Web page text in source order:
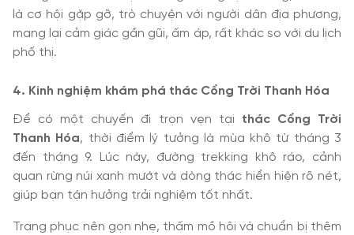
là cơ hội gặp gỡ, trò chuyện với người dân địa phương,
mang lại cảm giác gần gũi, ấm áp, rất khác so với du lịch
phố thị.
4. Kinh nghiệm khám phá thác Cổng Trời Thanh Hóa
Để có một chuyến đi trọn vẹn tại thác Cổng Trời
Thanh Hóa, thời điểm lý tưởng là mùa khô từ tháng 3
đến tháng 9. Lúc này, đường trekking khô ráo, cảnh
quan rừng núi xanh mướt và dòng thác hiển hiện rõ nét,
giúp bạn tận hưởng trải nghiệm tốt nhất.
Trang phục nên gọn nhẹ, thấm mồ hôi và chuẩn bị thêm